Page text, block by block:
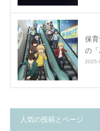
保
の
人気の投稿とページ